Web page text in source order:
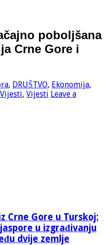
poboljšana
Crne Gore i
, DRUŠTVO, Ekonomija,
Vijesti, Vijesti Leave a
Crne Gore u Turskoj:
u izgrađivanju
dvije zemlje